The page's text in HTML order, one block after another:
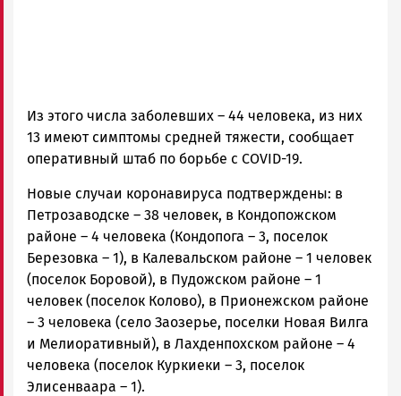
Из этого числа заболевших – 44 человека, из них
13 имеют симптомы средней тяжести, сообщает
оперативный штаб по борьбе с COVID-19.
Новые случаи коронавируса подтверждены: в
Петрозаводске – 38 человек, в Кондопожском
районе – 4 человека (Кондопога – 3, поселок
Березовка – 1), в Калевальском районе – 1 человек
(поселок Боровой), в Пудожском районе – 1
человек (поселок Колово), в Прионежском районе
– 3 человека (село Заозерье, поселки Новая Вилга
и Мелиоративный), в Лахденпохском районе – 4
человека (поселок Куркиеки – 3, поселок
Элисенваара – 1).